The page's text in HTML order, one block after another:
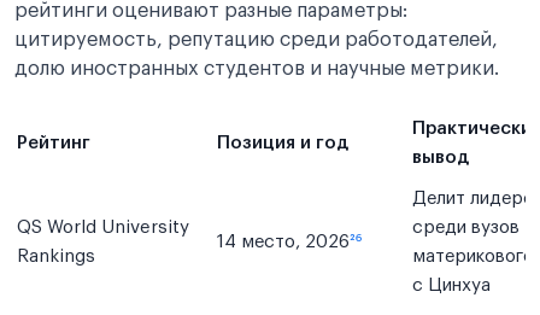
рейтинги оценивают разные параметры:
цитируемость, репутацию среди работодателей,
долю иностранных студентов и научные метрики.
Рейтинг Позиция и год
вывод
QS World University
Rankings
14 место, 2026²⁶
Делит
среди вузов
материкового
с Цинхуа